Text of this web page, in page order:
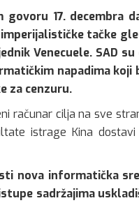
17. decembra
tačke
Venecuele. SAD
napadima koji
za cenzuru.
računar cilja na sve
istrage Kina
nova informatička
sadržajima